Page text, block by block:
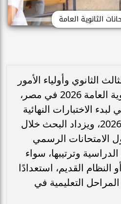
الثانوية العامة
الثانوي وأولياء الأمور
انطلاق امتحانات الثانوية العامة 2026 في مصر،
لبدء الاختبارات النهائية
للعام الدراسي 2025-2026، ويزداد البحث خلال
الامتحانات الرسمي
وترتيبها، سواء
النظام القديم، استعدادًا
التعليمية في